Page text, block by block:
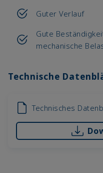
Guter Verlauf
Gute
mechanische
Technische
Technisches